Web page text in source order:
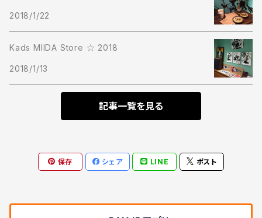
2018/1/22
Kads MIIDA Store ☆ 2018
2018/1/13
記事一覧を見る
保存 シェア LINE ポスト